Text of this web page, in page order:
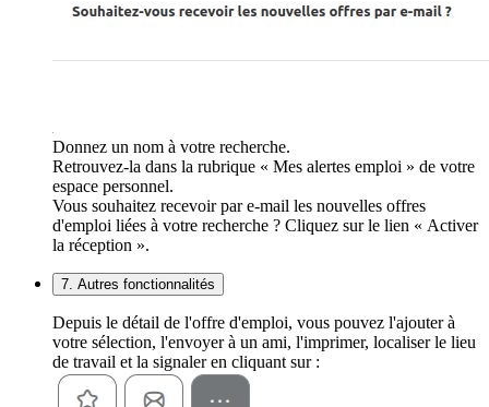
Donnez un nom à votre recherche.
Retrouvez-la dans la rubrique « Mes alertes emploi » de votre
espace personnel.
Vous souhaitez recevoir par e-mail les nouvelles offres
d'emploi liées à votre recherche ? Cliquez sur le lien « Activer
la réception ».
7. Autres fonctionnalités
Depuis le détail de l'offre d'emploi, vous pouvez l'ajouter à
votre sélection, l'envoyer à un ami, l'imprimer, localiser le lieu
de travail et la signaler en cliquant sur :